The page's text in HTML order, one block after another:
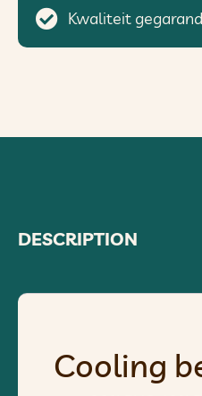
Kwaliteit
DESCRIPTION
Cooling